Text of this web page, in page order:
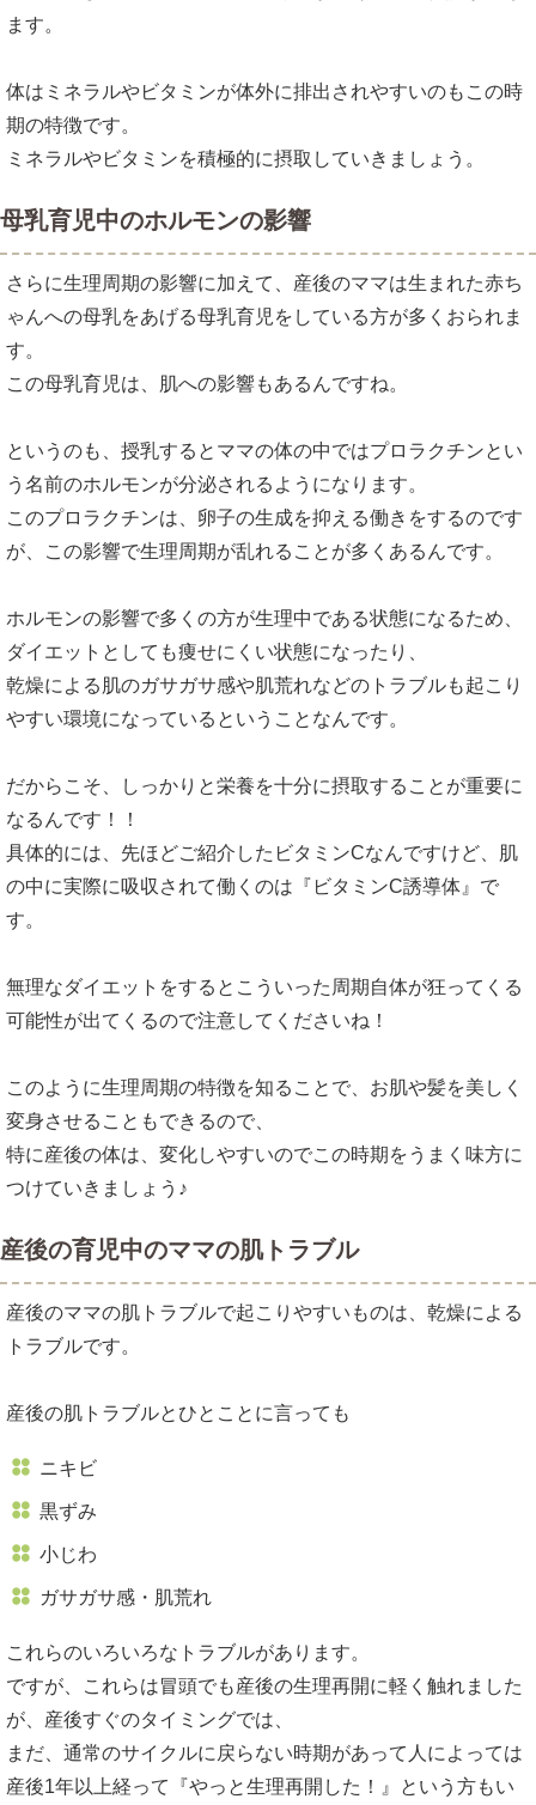
ます。
体はミネラルやビタミンが体外に排出されやすいのもこの時
期の特徴です。
ミネラルやビタミンを積極的に摂取していきましょう。
母乳育児中のホルモンの影響
さらに生理周期の影響に加えて、産後のママは生まれた赤ち
ゃんへの母乳をあげる母乳育児をしている方が多くおられま
す。
この母乳育児は、肌への影響もあるんですね。
というのも、授乳するとママの体の中ではプロラクチンとい
う名前のホルモンが分泌されるようになります。
このプロラクチンは、卵子の生成を抑える働きをするのです
が、この影響で生理周期が乱れることが多くあるんです。
ホルモンの影響で多くの方が生理中である状態になるため、
ダイエットとしても痩せにくい状態になったり、
乾燥による肌のガサガサ感や肌荒れなどのトラブルも起こり
やすい環境になっているということなんです。
だからこそ、しっかりと栄養を十分に摂取することが重要に
なるんです！！
具体的には、先ほどご紹介したビタミンCなんですけど、肌
の中に実際に吸収されて働くのは『ビタミンC誘導体』で
す。
無理なダイエットをするとこういった周期自体が狂ってくる
可能性が出てくるので注意してくださいね！
このように生理周期の特徴を知ることで、お肌や髪を美しく
変身させることもできるので、
特に産後の体は、変化しやすいのでこの時期をうまく味方に
つけていきましょう♪
産後の育児中のママの肌トラブル
産後のママの肌トラブルで起こりやすいものは、乾燥による
トラブルです。
産後の肌トラブルとひとことに言っても
ニキビ
黒ずみ
小じわ
ガサガサ感・肌荒れ
これらのいろいろなトラブルがあります。
ですが、これらは冒頭でも産後の生理再開に軽く触れました
が、産後すぐのタイミングでは、
まだ、通常のサイクルに戻らない時期があって人によっては
産後1年以上経って『やっと生理再開した！』という方もい